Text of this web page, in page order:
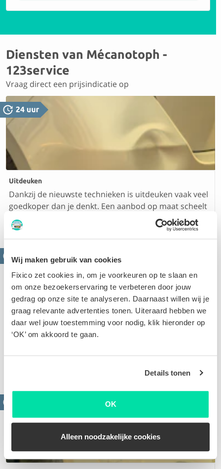
Wij maken gebruik van cookies
Fixico zet cookies in, om je voorkeuren op te slaan en
om onze bezoekerservaring te verbeteren door jouw
gedrag op onze site te analyseren. Daarnaast willen wij je
graag relevante advertenties tonen. Uiteraard hebben we
daar wel jouw toestemming voor nodig, klik hieronder op
‘OK’ om akkoord te gaan.
Details tonen
OK
Alleen noodzakelijke cookies
Diensten van Mécanotoph -
123service
Vraag direct een prijsindicatie op
Uitdeuken
Dankzij de nieuwste technieken is uitdeuken vaak veel
goedkoper dan je denkt. Een aanbod op maat scheelt
je zo tientallen euro’s
Krassen verwijderen
Oppervlakkige of diepe krassen. Op basis van de